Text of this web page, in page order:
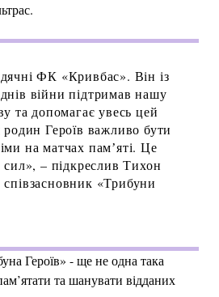
ФК «Кривбас». Він із
війни підтримав нашу
та допомагає увесь цей
Героїв важливо бути
на матчах памʼяті. Це
сил», – підкреслив Тихон
«Трибуни
Героїв» - ще не одна така
та шанувати відданих